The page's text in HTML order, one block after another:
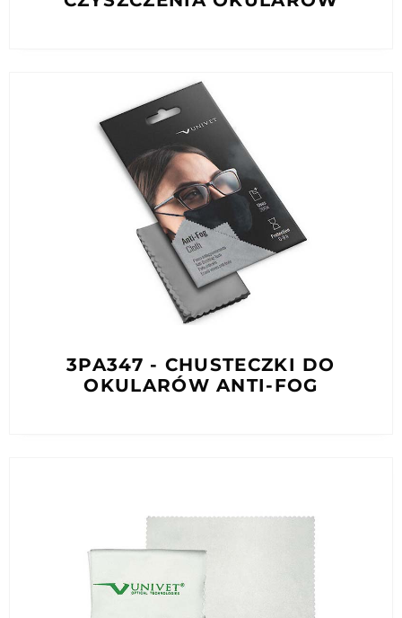
3PA347 - CHUSTECZKI DO
OKULARÓW ANTI-FOG